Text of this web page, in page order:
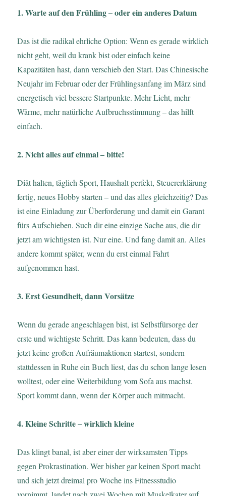
1. Warte auf den Frühling – oder ein anderes Datum
Das ist die radikal ehrliche Option: Wenn es gerade wirklich
nicht geht, weil du krank bist oder einfach keine
Kapazitäten hast, dann verschieb den Start. Das Chinesische
Neujahr im Februar oder der Frühlingsanfang im März sind
energetisch viel bessere Startpunkte. Mehr Licht, mehr
Wärme, mehr natürliche Aufbruchsstimmung – das hilft
einfach.
2. Nicht alles auf einmal – bitte!
Diät halten, täglich Sport, Haushalt perfekt, Steuererklärung
fertig, neues Hobby starten – und das alles gleichzeitig? Das
ist eine Einladung zur Überforderung und damit ein Garant
fürs Aufschieben. Such dir eine einzige Sache aus, die dir
jetzt am wichtigsten ist. Nur eine. Und fang damit an. Alles
andere kommt später, wenn du erst einmal Fahrt
aufgenommen hast.
3. Erst Gesundheit, dann Vorsätze
Wenn du gerade angeschlagen bist, ist Selbstfürsorge der
erste und wichtigste Schritt. Das kann bedeuten, dass du
jetzt keine großen Aufräumaktionen startest, sondern
stattdessen in Ruhe ein Buch liest, das du schon lange lesen
wolltest, oder eine Weiterbildung vom Sofa aus machst.
Sport kommt dann, wenn der Körper auch mitmacht.
4. Kleine Schritte – wirklich kleine
Das klingt banal, ist aber einer der wirksamsten Tipps
gegen Prokrastination. Wer bisher gar keinen Sport macht
und sich jetzt dreimal pro Woche ins Fitnessstudio